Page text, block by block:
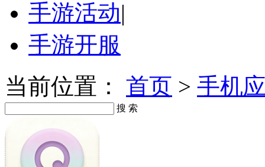
手游活动|
手游开服
当前位置： 首页 > 手机
搜 索